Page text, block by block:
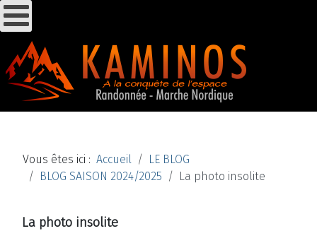
Vous êtes ici : Accueil
LE BLOG
BLOG SAISON 2024/2025
La photo insolite
La photo insolite